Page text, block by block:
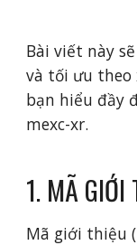
Bài viết này
và tối ưu theo
bạn hiểu đầy
mexc-xr.
1. MÃ GIỚI
Mã giới thiệu